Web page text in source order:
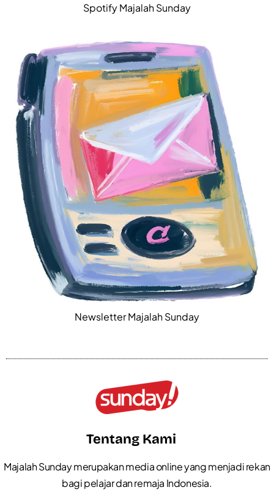
Spotify Majalah Sunday
Newsletter Majalah Sunday
Tentang Kami
Majalah Sunday merupakan media online yang menjadi rekan
bagi pelajar dan remaja Indonesia.